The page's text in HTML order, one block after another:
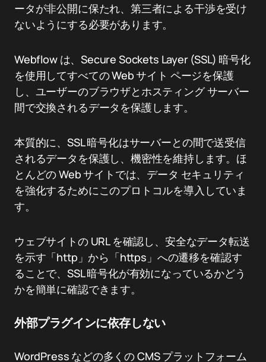
ータが非公開に保たれ、第三者による干渉を受け
ないようにする必要があります。
Webflow は、Secure Sockets Layer (SSL) 暗号化
を使用してすべての Web サイト ページを保護
し、ユーザーのブラウザとホスティング サーバー
間で交換されるデータを保護します。
本質的に、SSL 暗号化はサーバーとの間で送受信
されるデータを保護し、機密性を維持します。ほ
とんどの Web サイトでは、データ セキュリティ
を強化するためにこのプロトコルを導入していま
す。
ウェブサイトの URL を確認し、安全なデータ転送
を示す「http」から「https」への遷移を確認す
ることで、SSL 暗号化が有効になっているかどう
かを簡単に確認できます。
外部プラグインに依存しない
WordPress などの多くの CMS プラットフォーム